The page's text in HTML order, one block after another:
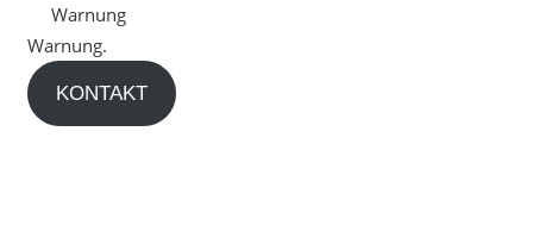
Warnung
Warnung.
KONTAKT